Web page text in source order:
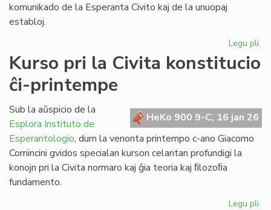
komunikado de la Esperanta Civito kaj de la unuopaj
establoj.
Legu pli
kaj
Kurso pri la Civita konstitucio
ĉi-printempe
HeKo 900 9-C, 16 jan 26
Sub la aŭspicio de la
Esplora Instituto de
Esperantologio, dum la venonta printempo c-ano Giacomo
Comincini gvidos specialan kurson celantan profundigi la
konojn pri la Civita normaro kaj ĝia teoria kaj ﬁlozoﬁa
fundamento.
Legu pli